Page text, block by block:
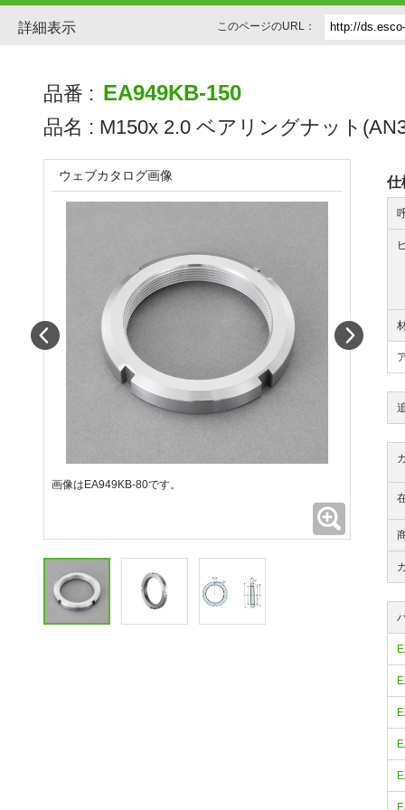
詳細表示 このページのURL：
品番 : EA949KB-150
品名 : M150x 2.0 ベアリングナット
仕
ウェブカタログ画像
画像はEA949KB-80です。